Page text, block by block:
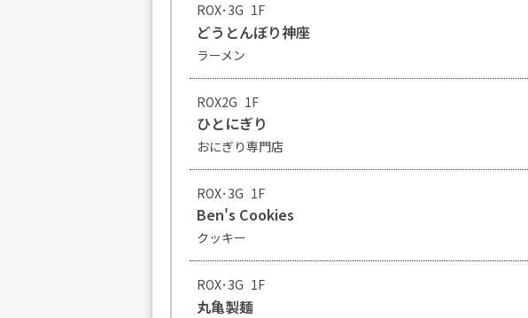
ROX･3G 1F
どうとんぼり神座
ラーメン
ROX2G 1F
ひとにぎり
おにぎり専門店
ROX･3G 1F
Ben's Cookies
クッキー
ROX･3G 1F
丸亀製麺